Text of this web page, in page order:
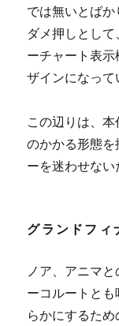
では無いとば
ダメ押しとし
ーチャート表
ザインになって
この辺りは、
のかかる形態
ーを迷わせない
グランドフィ
ノア、アニマ
ーコルートと
らかにするた